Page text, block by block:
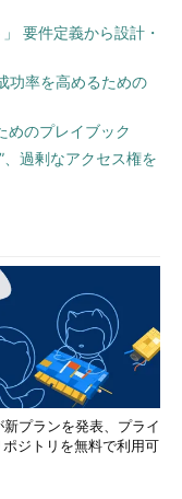
要件定義から設計・
功率を高めるための
めのプレイブック
過剰なアクセス権を
新プランを発表、プライ
ジトリを無料で利用可